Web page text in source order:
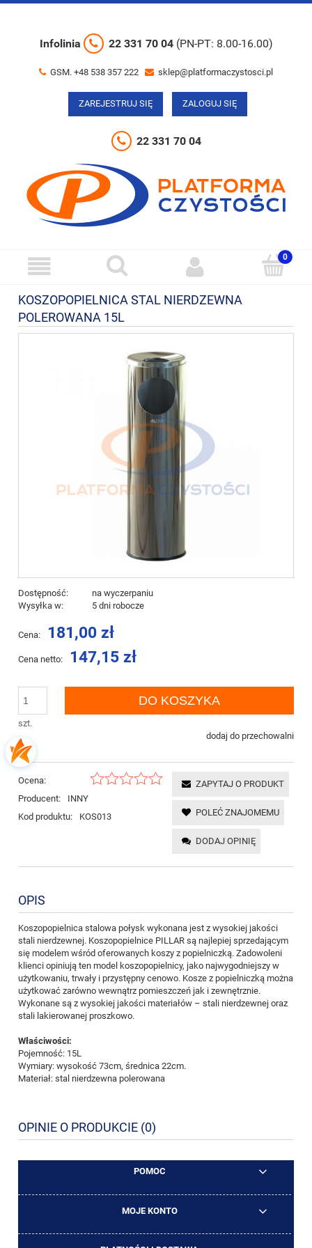
Infolinia 22 331 70 04 (PN-PT: 8.00-16.00)
GSM. +48 538 357 222 sklep@platformaczystosci.pl
ZAREJESTRUJ SIĘ ZALOGUJ SIĘ
22 331 70 04
KOSZOPOPIELNICA STAL NIERDZEWNA
POLEROWANA 15L
Dostępność:
na wyczerpaniu
Wysyłka w:
5 dni robocze
Cena: 181,00 zł
Cena netto: 147,15 zł
szt.
DO KOSZYKA
dodaj do przechowalni
Ocena:
Producent:
INNY
Kod produktu:
KOS013
ZAPYTAJ O PRODUKT
POLEĆ ZNAJOMEMU
DODAJ OPINIĘ
OPIS
Koszopopielnica stalowa połysk wykonana jest z wysokiej jakości
stali nierdzewnej. Koszopopielnice PILLAR są najlepiej sprzedającym
się modelem wśród oferowanych koszy z popielniczką. Zadowoleni
klienci opiniują ten model koszopopielnicy, jako najwygodniejszy w
użytkowaniu, trwały i przystępny cenowo. Kosze z popielniczką można
użytkować zarówno wewnątrz pomieszczeń jak i zewnętrznie.
Wykonane są z wysokiej jakości materiałów – stali nierdzewnej oraz
stali lakierowanej proszkowo.
Właściwości:
Pojemność: 15L
Wymiary: wysokość 73cm, średnica 22cm.
Materiał: stal nierdzewna polerowana
OPINIE O PRODUKCIE (0)
POMOC
MOJE KONTO